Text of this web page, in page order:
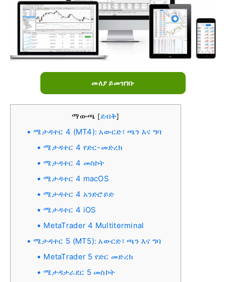
መለያ ይመዝገቡ
ማውጫ [ደብቅ]
ሜታዳተር 4 (MT4): አውርድ፣ ጫን እና ግባ
ሜታዳተር 4 የድር-መድረክ
ሜታዳተር 4 መስኮት
ሜታዳተር 4 macOS
ሜታዳተር 4 አንድሮይድ
ሜታዳተር 4 iOS
MetaTrader 4 Multiterminal
ሜታዳተር 5 (MT5): አውርድ፣ ጫን እና ግባ
MetaTrader 5 የድር መድረክ
ሜታዳታራደር 5 መስኮት